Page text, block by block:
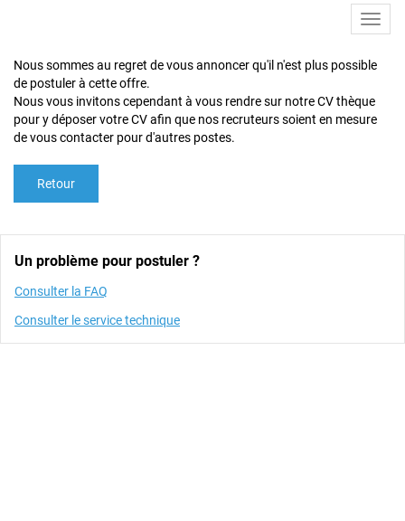
Nous sommes au regret de vous annoncer qu'il n'est plus possible
de postuler à cette offre.
Nous vous invitons cependant à vous rendre sur notre CV thèque
pour y déposer votre CV afin que nos recruteurs soient en mesure
de vous contacter pour d'autres postes.
Retour
Un problème pour postuler ?
Consulter la FAQ
Consulter le service technique